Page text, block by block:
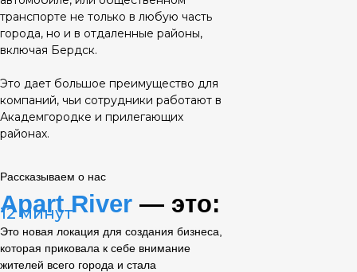
Рассказываем о нас
Apart River — это:
Это новая локация для создания бизнеса,
которая приковала к себе внимание
жителей всего города и стала
транспорте не только в любую часть
города, но и в отдаленные районы,
включая Бердск.
Это дает большое преимущество для
компаний, чьи сотрудники работают в
Академгородке и прилегающих
районах.
12 минут